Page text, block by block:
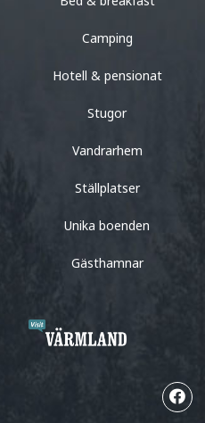
Camping
Hotell & pensionat
Stugor
Vandrarhem
Ställplatser
Unika boenden
Gästhamnar